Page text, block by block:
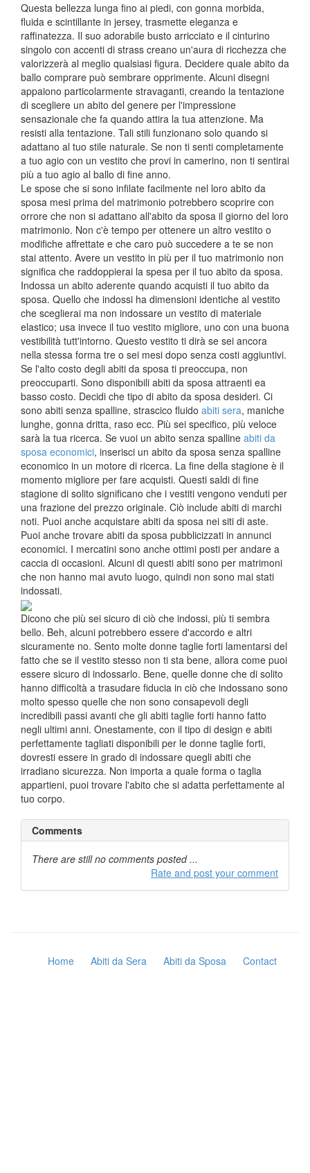
Questa bellezza lunga fino ai piedi, con gonna morbida,
fluida e scintillante in jersey, trasmette eleganza e
raffinatezza. Il suo adorabile busto arricciato e il cinturino
singolo con accenti di strass creano un'aura di ricchezza che
valorizzerà al meglio qualsiasi figura. Decidere quale abito da
ballo comprare può sembrare opprimente. Alcuni disegni
appaiono particolarmente stravaganti, creando la tentazione
di scegliere un abito del genere per l'impressione
sensazionale che fa quando attira la tua attenzione. Ma
resisti alla tentazione. Tali stili funzionano solo quando si
adattano al tuo stile naturale. Se non ti senti completamente
a tuo agio con un vestito che provi in camerino, non ti sentirai
più a tuo agio al ballo di fine anno.
Le spose che si sono infilate facilmente nel loro abito da
sposa mesi prima del matrimonio potrebbero scoprire con
orrore che non si adattano all'abito da sposa il giorno del loro
matrimonio. Non c'è tempo per ottenere un altro vestito o
modifiche affrettate e che caro può succedere a te se non
stai attento. Avere un vestito in più per il tuo matrimonio non
significa che raddoppierai la spesa per il tuo abito da sposa.
Indossa un abito aderente quando acquisti il tuo abito da
sposa. Quello che indossi ha dimensioni identiche al vestito
che sceglierai ma non indossare un vestito di materiale
elastico; usa invece il tuo vestito migliore, uno con una buona
vestibilità tutt'intorno. Questo vestito ti dirà se sei ancora
nella stessa forma tre o sei mesi dopo senza costi aggiuntivi.
Se l'alto costo degli abiti da sposa ti preoccupa, non
preoccuparti. Sono disponibili abiti da sposa attraenti ea
basso costo. Decidi che tipo di abito da sposa desideri. Ci
sono abiti senza spalline, strascico fluido abiti sera, maniche
lunghe, gonna dritta, raso ecc. Più sei specifico, più veloce
sarà la tua ricerca. Se vuoi un abito senza spalline abiti da
sposa economici, inserisci un abito da sposa senza spalline
economico in un motore di ricerca. La fine della stagione è il
momento migliore per fare acquisti. Questi saldi di fine
stagione di solito significano che i vestiti vengono venduti per
una frazione del prezzo originale. Ciò include abiti di marchi
noti. Puoi anche acquistare abiti da sposa nei siti di aste.
Puoi anche trovare abiti da sposa pubblicizzati in annunci
economici. I mercatini sono anche ottimi posti per andare a
caccia di occasioni. Alcuni di questi abiti sono per matrimoni
che non hanno mai avuto luogo, quindi non sono mai stati
indossati.
Dicono che più sei sicuro di ciò che indossi, più ti sembra
bello. Beh, alcuni potrebbero essere d'accordo e altri
sicuramente no. Sento molte donne taglie forti lamentarsi del
fatto che se il vestito stesso non ti sta bene, allora come puoi
essere sicuro di indossarlo. Bene, quelle donne che di solito
hanno difficoltà a trasudare fiducia in ciò che indossano sono
molto spesso quelle che non sono consapevoli degli
incredibili passi avanti che gli abiti taglie forti hanno fatto
negli ultimi anni. Onestamente, con il tipo di design e abiti
perfettamente tagliati disponibili per le donne taglie forti,
dovresti essere in grado di indossare quegli abiti che
irradiano sicurezza. Non importa a quale forma o taglia
appartieni, puoi trovare l'abito che si adatta perfettamente al
tuo corpo.
Comments
There are still no comments posted ...
Rate and post your comment
Home Abiti da Sera Abiti da Sposa Contact